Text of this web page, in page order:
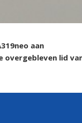
aan
lid